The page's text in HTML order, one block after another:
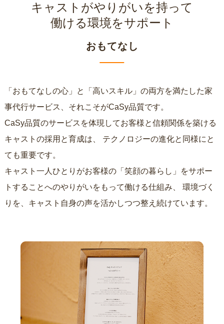
キャストがやりがいを持って
働ける環境をサポート
おもてなし
「おもてなしの心」と「高いスキル」の両方を満たした家
事代行サービス、それこそがCaSy品質です。
CaSy品質のサービスを体現してお客様と信頼関係を築ける
キャストの採用と育成は、
ても重要です。
キャスト一人ひとりがお客様の「笑顔の暮らし」をサポー
トすることへのやりがいをもって働ける仕組み、
りを、キャスト自身の声を活かしつつ整え続けています。